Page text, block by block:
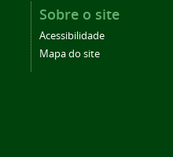
Sobre o site
Acessibilidade
Mapa do site